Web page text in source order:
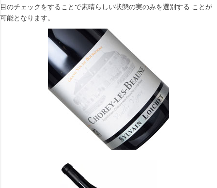
目のチェックをすることで素晴らしい状態の実のみを選別する ことが
可能となります。